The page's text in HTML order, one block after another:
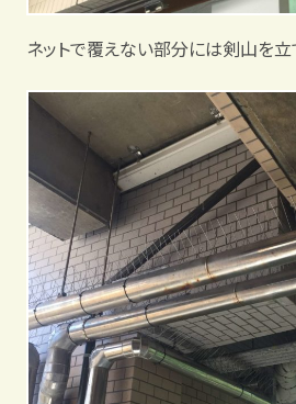
ネットで覆えない部分には剣山を立